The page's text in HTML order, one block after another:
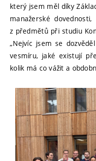
který jsem měl díky
manažerské
z předmětů při studiu
„Nejvíc jsem se
vesmíru, jaké existují
kolik má co vážit a